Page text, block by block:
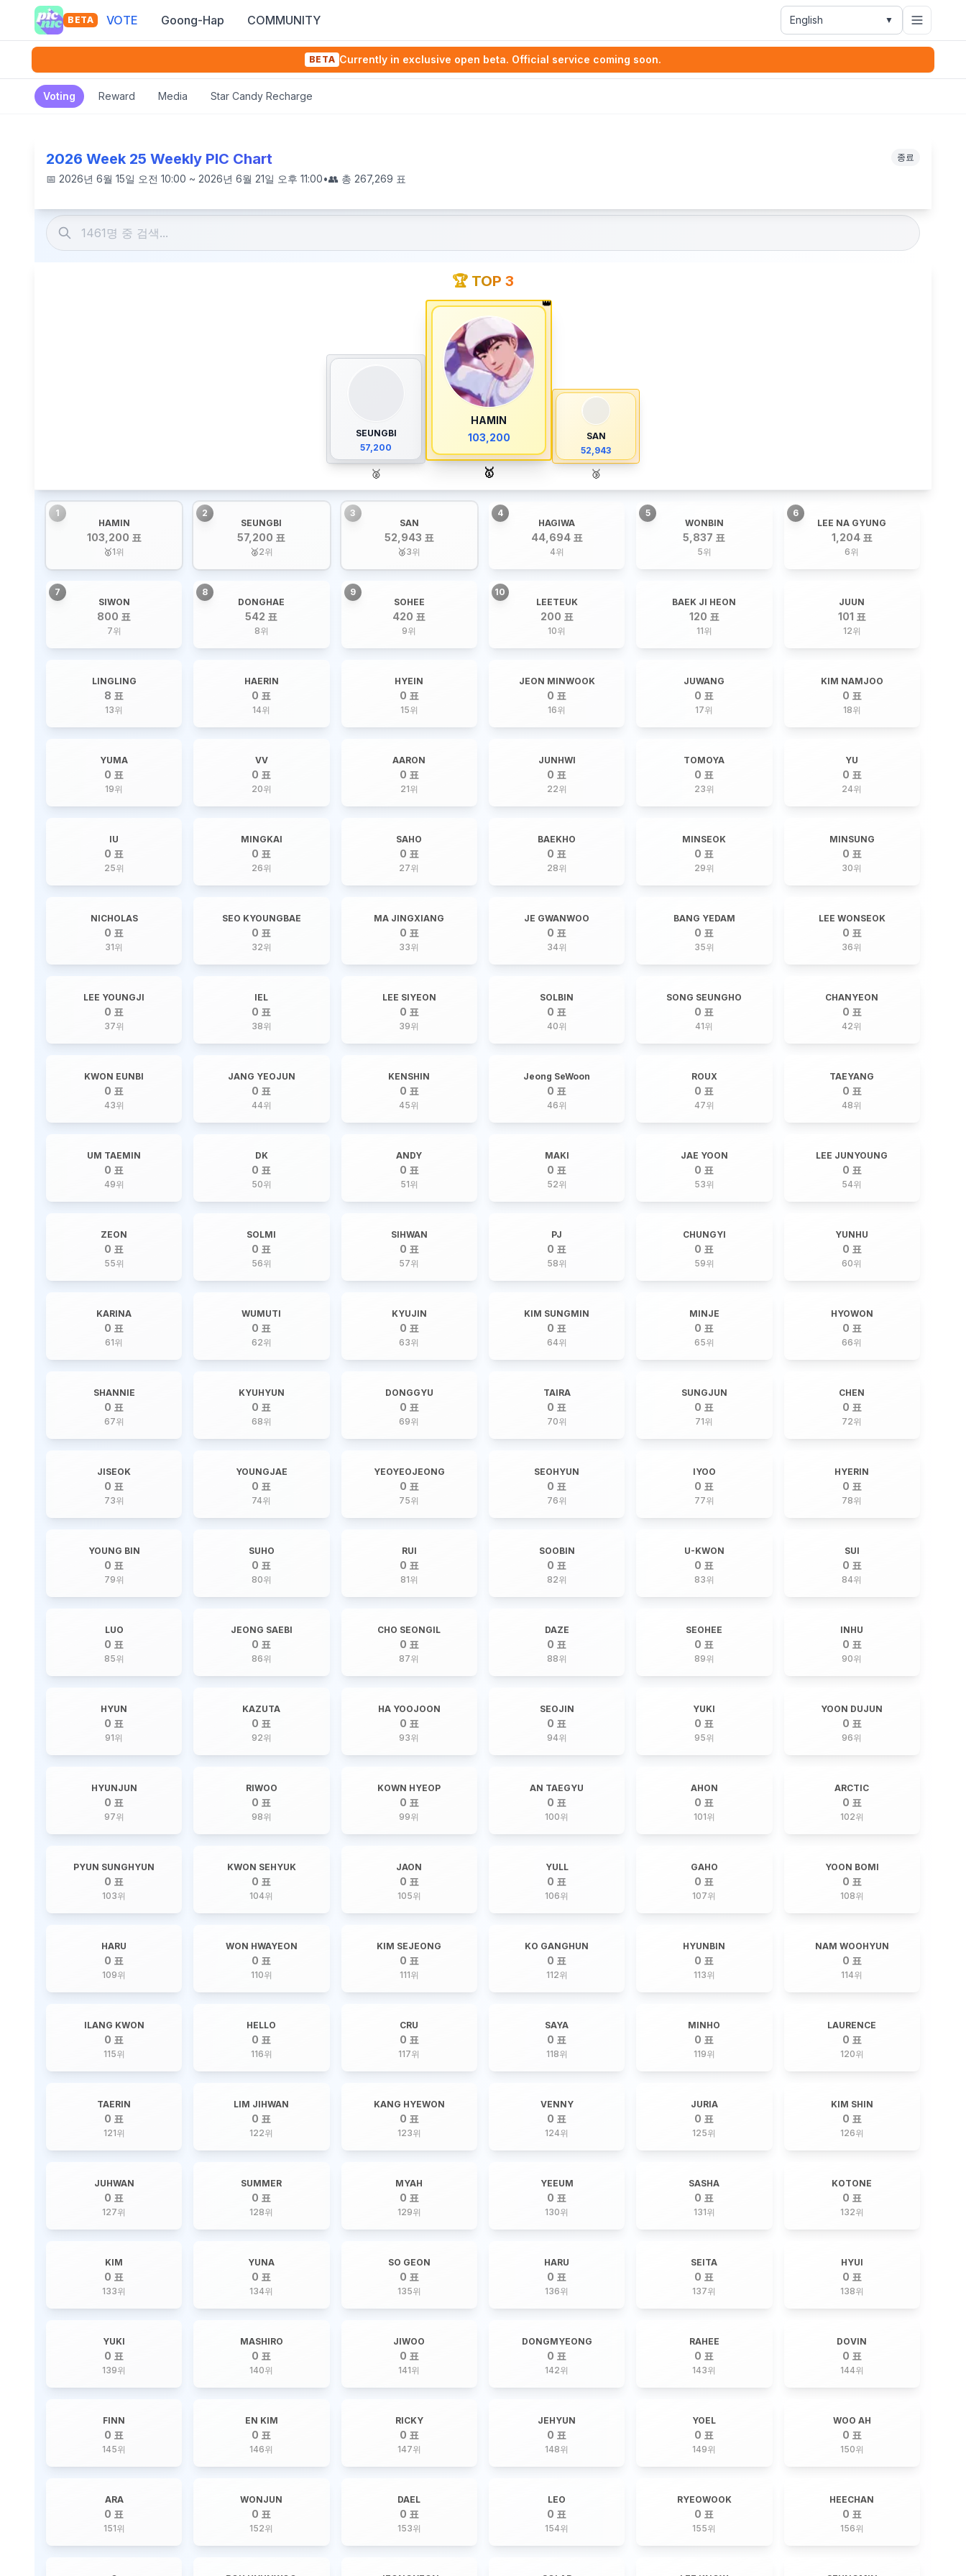
BETA VOTE Goong-Hap COMMUNITY English ▼
BETA Currently in exclusive open beta. Official service coming soon.
Voting Reward Media Star Candy Recharge
2026 Week 25 Weekly PIC Chart 종료
📅 2026년 6월 15일 오전 10:00 ~ 2026년 6월 21일 오후 11:00•👥 총 267,269 표
🏆 TOP 3
SEUNGBI
57,200
🥈
👑
HAMIN
103,200
🥇
SAN
52,943
🥉
1
HAMIN
103,200 표
🥇1위
2
SEUNGBI
57,200 표
🥈2위
3
SAN
52,943 표
🥉3위
4
HAGIWA
44,694 표
4위
5
WONBIN
5,837 표
5위
6
LEE NA GYUNG
1,204 표
6위
7
SIWON
800 표
7위
8
DONGHAE
542 표
8위
9
SOHEE
420 표
9위
10
LEETEUK
200 표
10위
BAEK JI HEON
120 표
11위
JUUN
101 표
12위
LINGLING
8 표
13위
HAERIN
0 표
14위
HYEIN
0 표
15위
JEON MINWOOK
0 표
16위
JUWANG
0 표
17위
KIM NAMJOO
0 표
18위
YUMA
0 표
19위
VV
0 표
20위
AARON
0 표
21위
JUNHWI
0 표
22위
TOMOYA
0 표
23위
YU
0 표
24위
IU
0 표
25위
MINGKAI
0 표
26위
SAHO
0 표
27위
BAEKHO
0 표
28위
MINSEOK
0 표
29위
MINSUNG
0 표
30위
NICHOLAS
0 표
31위
SEO KYOUNGBAE
0 표
32위
MA JINGXIANG
0 표
33위
JE GWANWOO
0 표
34위
BANG YEDAM
0 표
35위
LEE WONSEOK
0 표
36위
LEE YOUNGJI
0 표
37위
IEL
0 표
38위
LEE SIYEON
0 표
39위
SOLBIN
0 표
40위
SONG SEUNGHO
0 표
41위
CHANYEON
0 표
42위
KWON EUNBI
0 표
43위
JANG YEOJUN
0 표
44위
KENSHIN
0 표
45위
Jeong SeWoon
0 표
46위
ROUX
0 표
47위
TAEYANG
0 표
48위
UM TAEMIN
0 표
49위
DK
0 표
50위
ANDY
0 표
51위
MAKI
0 표
52위
JAE YOON
0 표
53위
LEE JUNYOUNG
0 표
54위
ZEON
0 표
55위
SOLMI
0 표
56위
SIHWAN
0 표
57위
PJ
0 표
58위
CHUNGYI
0 표
59위
YUNHU
0 표
60위
KARINA
0 표
61위
WUMUTI
0 표
62위
KYUJIN
0 표
63위
KIM SUNGMIN
0 표
64위
MINJE
0 표
65위
HYOWON
0 표
66위
SHANNIE
0 표
67위
KYUHYUN
0 표
68위
DONGGYU
0 표
69위
TAIRA
0 표
70위
SUNGJUN
0 표
71위
CHEN
0 표
72위
JISEOK
0 표
73위
YOUNGJAE
0 표
74위
YEOYEOJEONG
0 표
75위
SEOHYUN
0 표
76위
IYOO
0 표
77위
HYERIN
0 표
78위
YOUNG BIN
0 표
79위
SUHO
0 표
80위
RUI
0 표
81위
SOOBIN
0 표
82위
U-KWON
0 표
83위
SUI
0 표
84위
LUO
0 표
85위
JEONG SAEBI
0 표
86위
CHO SEONGIL
0 표
87위
DAZE
0 표
88위
SEOHEE
0 표
89위
INHU
0 표
90위
HYUN
0 표
91위
KAZUTA
0 표
92위
HA YOOJOON
0 표
93위
SEOJIN
0 표
94위
YUKI
0 표
95위
YOON DUJUN
0 표
96위
HYUNJUN
0 표
97위
RIWOO
0 표
98위
KOWN HYEOP
0 표
99위
AN TAEGYU
0 표
100위
AHON
0 표
101위
ARCTIC
0 표
102위
PYUN SUNGHYUN
0 표
103위
KWON SEHYUK
0 표
104위
JAON
0 표
105위
YULL
0 표
106위
GAHO
0 표
107위
YOON BOMI
0 표
108위
HARU
0 표
109위
WON HWAYEON
0 표
110위
KIM SEJEONG
0 표
111위
KO GANGHUN
0 표
112위
HYUNBIN
0 표
113위
NAM WOOHYUN
0 표
114위
ILANG KWON
0 표
115위
HELLO
0 표
116위
CRU
0 표
117위
SAYA
0 표
118위
MINHO
0 표
119위
LAURENCE
0 표
120위
TAERIN
0 표
121위
LIM JIHWAN
0 표
122위
KANG HYEWON
0 표
123위
VENNY
0 표
124위
JURIA
0 표
125위
KIM SHIN
0 표
126위
JUHWAN
0 표
127위
SUMMER
0 표
128위
MYAH
0 표
129위
YEEUM
0 표
130위
SASHA
0 표
131위
KOTONE
0 표
132위
KIM
0 표
133위
YUNA
0 표
134위
SO GEON
0 표
135위
HARU
0 표
136위
SEITA
0 표
137위
HYUI
0 표
138위
YUKI
0 표
139위
MASHIRO
0 표
140위
JIWOO
0 표
141위
DONGMYEONG
0 표
142위
RAHEE
0 표
143위
DOVIN
0 표
144위
FINN
0 표
145위
EN KIM
0 표
146위
RICKY
0 표
147위
JEHYUN
0 표
148위
YOEL
0 표
149위
WOO AH
0 표
150위
ARA
0 표
151위
WONJUN
0 표
152위
DAEL
0 표
153위
LEO
0 표
154위
RYEOWOOK
0 표
155위
HEECHAN
0 표
156위